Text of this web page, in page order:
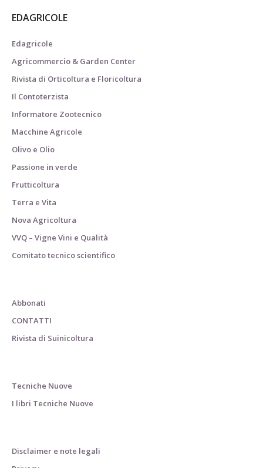
EDAGRICOLE
Edagricole
Agricommercio & Garden Center
Rivista di Orticoltura e Floricoltura
Il Contoterzista
Informatore Zootecnico
Macchine Agricole
Olivo e Olio
Passione in verde
Frutticoltura
Terra e Vita
Nova Agricoltura
VVQ – Vigne Vini e Qualità
Comitato tecnico scientifico
Abbonati
CONTATTI
Rivista di Suinicoltura
Tecniche Nuove
I libri Tecniche Nuove
Disclaimer e note legali